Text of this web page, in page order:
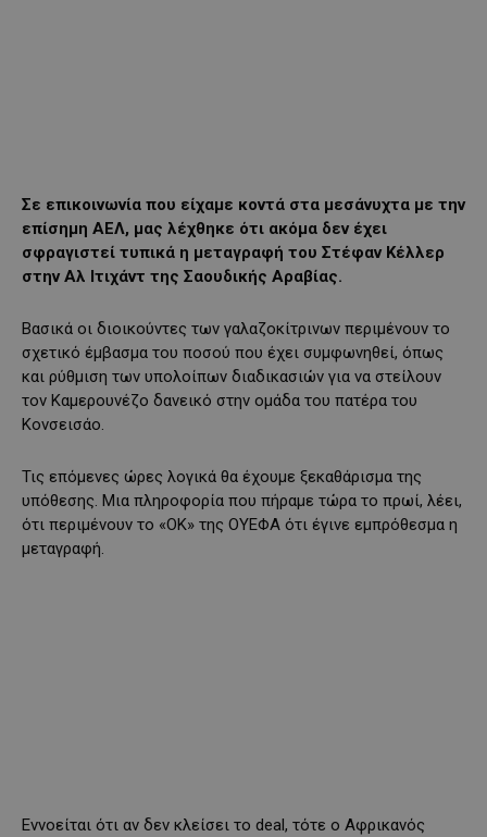
Σε επικοινωνία που είχαμε κοντά στα μεσάνυχτα με την
επίσημη ΑΕΛ, μας λέχθηκε ότι ακόμα δεν έχει
σφραγιστεί τυπικά η μεταγραφή του Στέφαν Κέλλερ
στην Αλ Ιτιχάντ της Σαουδικής Αραβίας.
Βασικά οι διοικούντες των γαλαζοκίτρινων περιμένουν το
σχετικό έμβασμα του ποσού που έχει συμφωνηθεί, όπως
και ρύθμιση των υπολοίπων διαδικασιών για να στείλουν
τον Καμερουνέζο δανεικό στην ομάδα του πατέρα του
Κονσεισάο.
Τις επόμενες ώρες λογικά θα έχουμε ξεκαθάρισμα της
υπόθεσης. Μια πληροφορία που πήραμε τώρα το πρωί, λέει,
ότι περιμένουν το «ΟΚ» της ΟΥΕΦΑ ότι έγινε εμπρόθεσμα η
μεταγραφή.
Εννοείται ότι αν δεν κλείσει το deal, τότε ο Αφρικανός